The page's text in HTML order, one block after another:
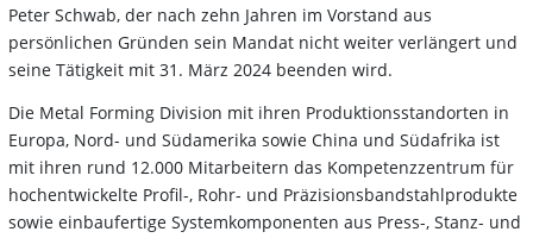
Peter Schwab, der nach zehn Jahren im Vorstand aus
persönlichen Gründen sein Mandat nicht weiter verlängert und
seine Tätigkeit mit 31. März 2024 beenden wird.
Die Metal Forming Division mit ihren Produktionsstandorten in
Europa, Nord- und Südamerika sowie China und Südafrika ist
mit ihren rund 12.000 Mitarbeitern das Kompetenzzentrum für
hochentwickelte Profil-, Rohr- und Präzisionsbandstahlprodukte
sowie einbaufertige Systemkomponenten aus Press-, Stanz- und